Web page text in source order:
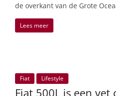
de overkant van de Grote
Lees meer
Fiat Lifestyle
Fiat 500L is een vet